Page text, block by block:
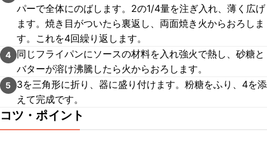
パーで全体にのばします。2の1/4量を注ぎ入れ、薄く広げ
ます。焼き目がついたら裏返し、両面焼き火からおろしま
す。これを4回繰り返します。
4
同じフライパンにソースの材料を入れ強火で熱し、砂糖と
バターが溶け沸騰したら火からおろします。
5
3を三角形に折り、器に盛り付けます。粉糖をふり、4を添
えて完成です。
コツ・ポイント